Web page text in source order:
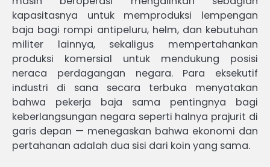
kapasitasnya untuk memproduksi lempengan
baja bagi rompi antipeluru, helm, dan kebutuhan
militer lainnya, sekaligus mempertahankan
produksi komersial untuk mendukung posisi
neraca perdagangan negara. Para eksekutif
industri di sana secara terbuka menyatakan
bahwa pekerja baja sama pentingnya bagi
keberlangsungan negara seperti halnya prajurit di
garis depan — menegaskan bahwa ekonomi dan
pertahanan adalah dua sisi dari koin yang sama.